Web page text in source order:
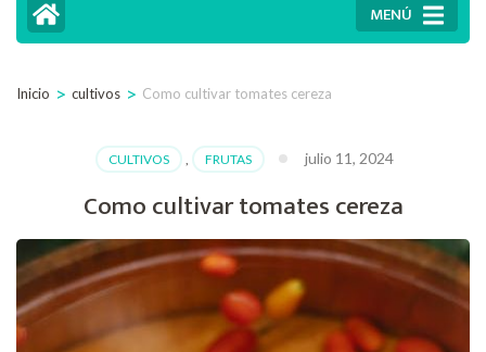
MENÚ
Inicio > cultivos > Como cultivar tomates cereza
CULTIVOS , FRUTAS julio 11, 2024
Como cultivar tomates cereza